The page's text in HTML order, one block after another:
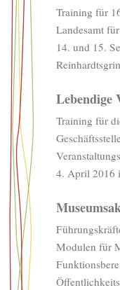
Training für
Landesamt
14. und 15.
Lebendige
Training für
4. April 2016
Modulen für